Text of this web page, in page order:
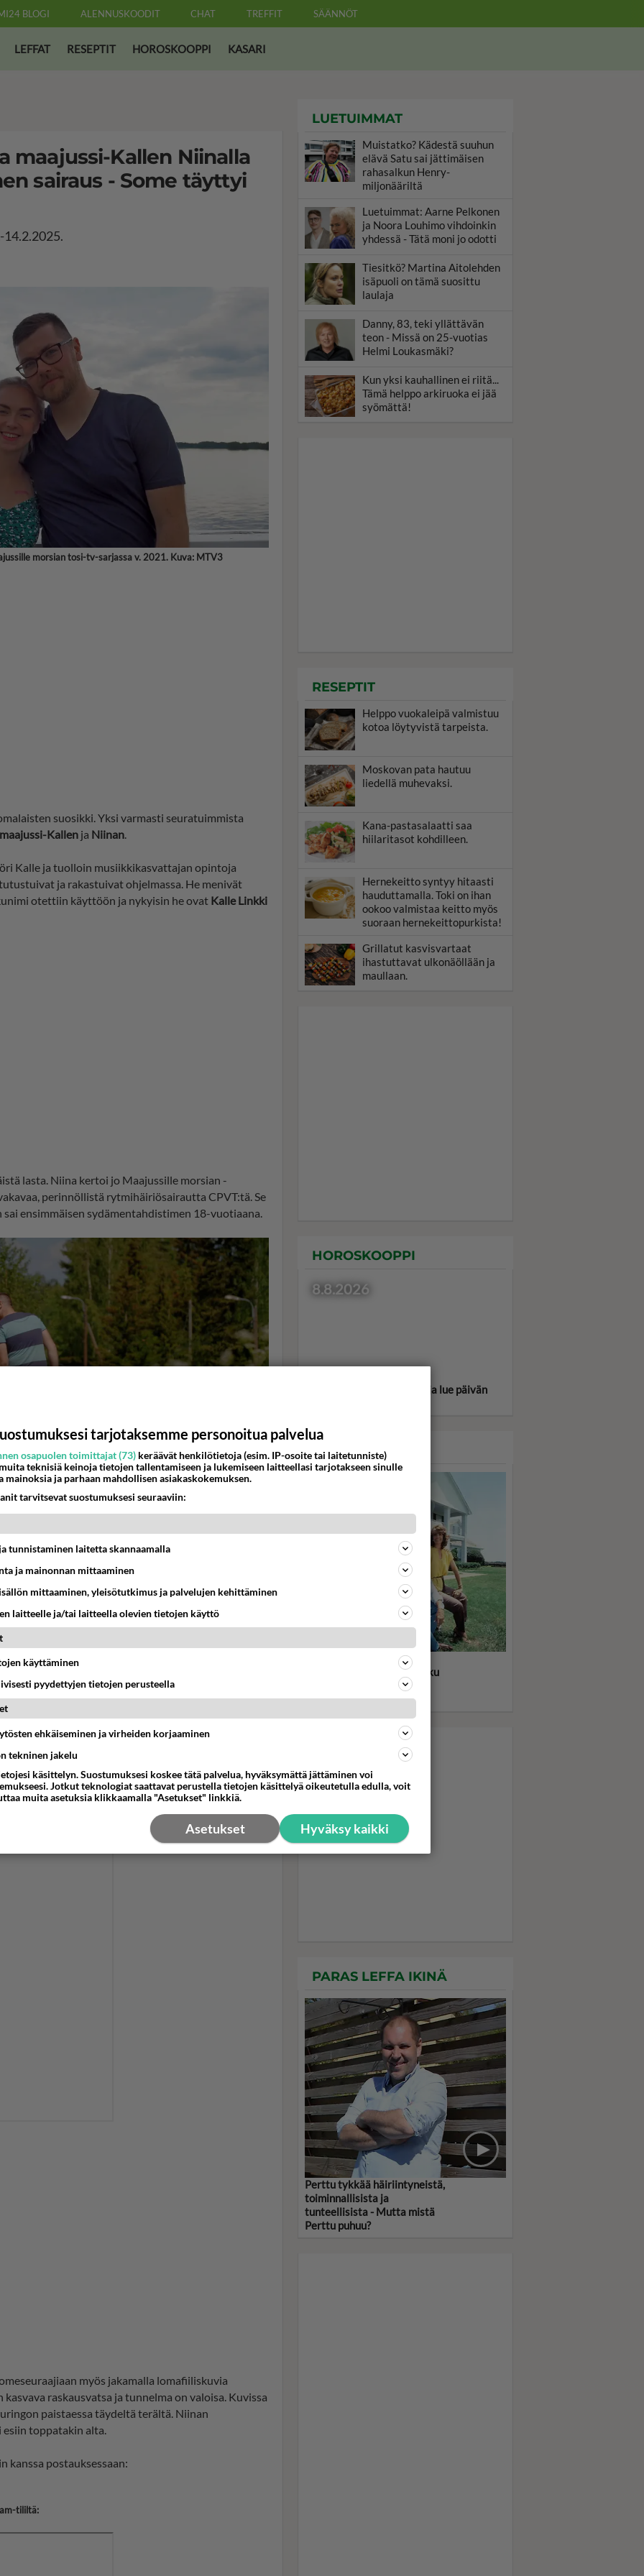
BLOGI ALENNUSKOODIT CHAT TREFFIT SÄÄNNÖT
LEFFAT RESEPTIT HOROSKOOPPI KASARI
maajussi-Kallen Niinalla
sairaus - Some täyttyi
morsian tosi-tv-sarjassa v. 2021. Kuva: MTV3
suosikki. Yksi varmasti seuratuimmista
maajussi-Kallen ja Niinan
Kalle ja tuolloin musiikkikasvattajan opintoja
ja rakastuivat ohjelmassa. He menivät
otettiin käyttöön ja nykyisin he ovat Kalle Linkki
lasta. Niina kertoi jo Maajussille morsian -
perinnöllistä rytmihäiriösairautta CPVT:tä. Se
ensimmäisen sydämentahdistimen 18-vuotiaana.
morsian -kuvauksissa. Kuva: MTV3
Niina on jakanut Instagram-tilillään kuvia ja
sydänlasten viikkoja ja kirjoittaa mm näin:
on kehittynyt huimasti sydänvikojen hoidon
rytmihäiriösairauksien tietoisuus on kasvanut.
piiriin ajoissa ja pystyy elämään onnellista,
omaan lähes 14 vuoden sydänpolkuun ja on
postaukseen.
tililtä:
myös jakamalla lomafiiliskuvia
raskausvatsa ja tunnelma on valoisa. Kuvissa
paistaessa täydeltä terältä. Niinan
toppatakin alta.
kanssa postauksessaan:
tililtä:
LUETUIMMAT
Muistatko? Kädestä suuhun
elävä Satu sai jättimäisen
rahasalkun Henry-
miljonääriltä
Luetuimmat: Aarne Pelkonen
ja Noora Louhimo vihdoinkin
yhdessä - Tätä moni jo odotti
Tiesitkö? Martina Aitolehden
isäpuoli on tämä suosittu
laulaja
Danny, 83, teki yllättävän
teon - Missä on 25-vuotias
Helmi Loukasmäki?
Kun yksi kauhallinen ei riitä...
Tämä helppo arkiruoka ei jää
syömättä!
RESEPTIT
Helppo vuokaleipä valmistuu
kotoa löytyvistä tarpeista.
Moskovan pata hautuu
liedellä muhevaksi.
Kana-pastasalaatti saa
hiilaritasot kohdilleen.
Hernekeitto syntyy hitaasti
hauduttamalla. Toki on ihan
ookoo valmistaa keitto myös
suoraan hernekeittopurkista!
Grillatut kasvisvartaat
ihastuttavat ulkonäöllään ja
maullaan.
HOROSKOOPPI
8.8.2026
Valitse oma tähtimerkkisi ja lue päivän
KASARI
Fanititko? JR, Sue Ellen,
Bobby, Pamela, Lucy vai joku
muu - Kuka oli Dallas-
suosikkisi?
PARAS LEFFA IKINÄ
Perttu tykkää häiriintyneistä,
toiminnallisista ja
tunteellisista - Mutta mistä
Perttu puhuu?
tarjotaksemme personoitua palvelua
osapuolen toimittajat (73) keräävät henkilötietoja (esim. IP-osoite tai laitetunniste)
teknisiä keinoja tietojen tallentamiseen ja lukemiseen laitteellasi tarjotakseen sinulle
ja parhaan mahdollisen asiakaskokemuksen.
tarvitsevat suostumuksesi seuraaviin:
tunnistaminen laitetta skannaamalla
ja mainonnan mittaaminen
mittaaminen, yleisötutkimus ja palvelujen kehittäminen
laitteelle ja/tai laitteella olevien tietojen käyttö
käyttäminen
pyydettyjen tietojen perusteella
ehkäiseminen ja virheiden korjaaminen
tekninen jakelu
käsittelyn. Suostumuksesi koskee tätä palvelua, hyväksymättä jättäminen voi
Jotkut teknologiat saattavat perustella tietojen käsittelyä oikeutetulla edulla, voit
muita asetuksia klikkaamalla "Asetukset" linkkiä.
Hyväksy kaikki
Asetukset